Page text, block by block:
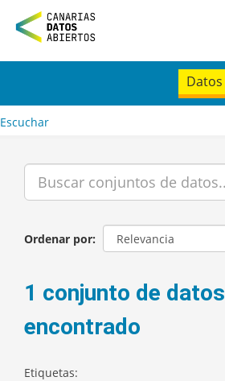
n
t
Datos
Escuchar
Ordenar por
1 conjunto de datos
encontrado
Etiquetas: